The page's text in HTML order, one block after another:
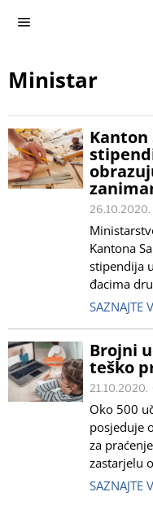
Ministar
Kanton
26.10.2020.
Kantona
stipendija
đacima
SAZNAJTE
Brojni
teško
21.10.2020.
Oko 500
posjeduje
za
zastarjelu
SAZNAJTE